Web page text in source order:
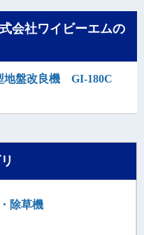
会社ワイビーエムの
地盤改良機 GI-180C
除草機